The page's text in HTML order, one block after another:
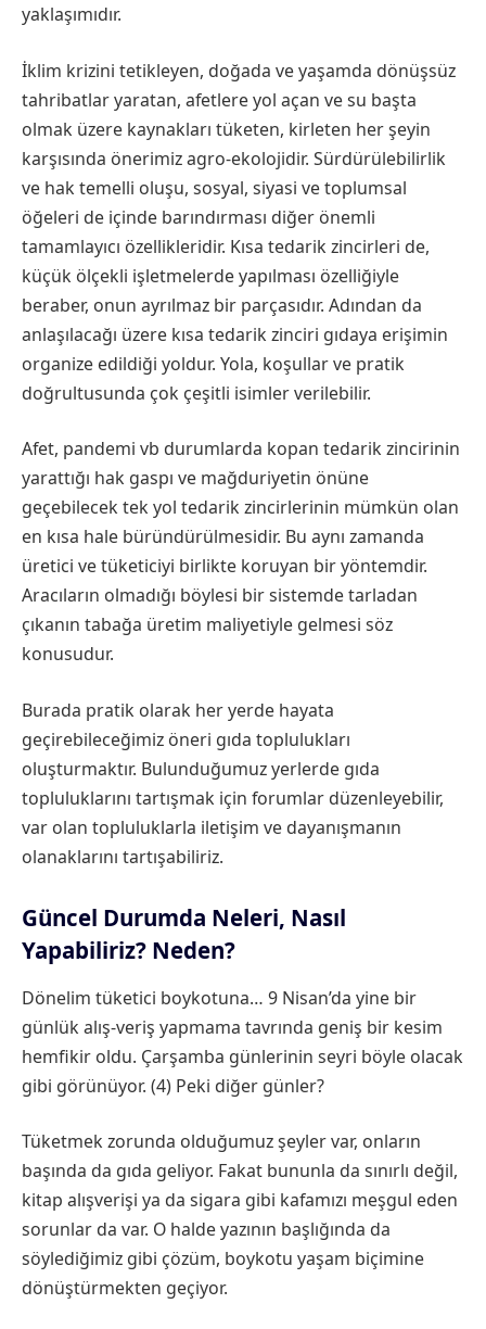
yaklaşımıdır.
İklim krizini tetikleyen, doğada ve yaşamda dönüşsüz
tahribatlar yaratan, afetlere yol açan ve su başta
olmak üzere kaynakları tüketen, kirleten her şeyin
karşısında önerimiz agro-ekolojidir. Sürdürülebilirlik
ve hak temelli oluşu, sosyal, siyasi ve toplumsal
öğeleri de içinde barındırması diğer önemli
tamamlayıcı özellikleridir. Kısa tedarik zincirleri de,
küçük ölçekli işletmelerde yapılması özelliğiyle
beraber, onun ayrılmaz bir parçasıdır. Adından da
anlaşılacağı üzere kısa tedarik zinciri gıdaya erişimin
organize edildiği yoldur. Yola, koşullar ve pratik
doğrultusunda çok çeşitli isimler verilebilir.
Afet, pandemi vb durumlarda kopan tedarik zincirinin
yarattığı hak gaspı ve mağduriyetin önüne
geçebilecek tek yol tedarik zincirlerinin mümkün olan
en kısa hale büründürülmesidir. Bu aynı zamanda
üretici ve tüketiciyi birlikte koruyan bir yöntemdir.
Aracıların olmadığı böylesi bir sistemde tarladan
çıkanın tabağa üretim maliyetiyle gelmesi söz
konusudur.
Burada pratik olarak her yerde hayata
geçirebileceğimiz öneri gıda toplulukları
oluşturmaktır. Bulunduğumuz yerlerde gıda
topluluklarını tartışmak için forumlar düzenleyebilir,
var olan topluluklarla iletişim ve dayanışmanın
olanaklarını tartışabiliriz.
Güncel Durumda Neleri, Nasıl
Yapabiliriz? Neden?
Dönelim tüketici boykotuna… 9 Nisan’da yine bir
günlük alış-veriş yapmama tavrında geniş bir kesim
hemfikir oldu. Çarşamba günlerinin seyri böyle olacak
gibi görünüyor. (4) Peki diğer günler?
Tüketmek zorunda olduğumuz şeyler var, onların
başında da gıda geliyor. Fakat bununla da sınırlı değil,
kitap alışverişi ya da sigara gibi kafamızı meşgul eden
sorunlar da var. O halde yazının başlığında da
söylediğimiz gibi çözüm, boykotu yaşam biçimine
dönüştürmekten geçiyor.